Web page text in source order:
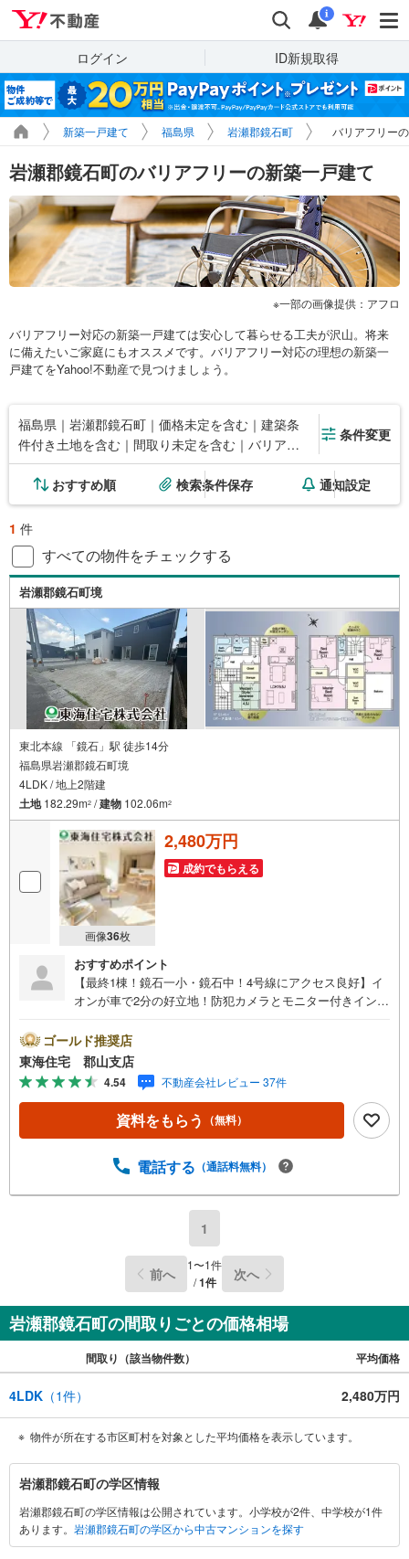
検索 通知
i
ログイン ID新規取得
新築一戸建て 福島県 岩瀬郡鏡石町 バリアフリー
岩瀬郡鏡石町のバリアフリーの新築一戸建て
一部の画像提供：アフロ
バリアフリー対応の新築一戸建ては安心して暮らせる工夫が沢山。将来
に備えたいご家庭にもオススメです。バリアフリー対応の理想の新築一
戸建てをYahoo!不動産で見つけましょう。
福島県｜岩瀬郡鏡石町｜価格未定を含む｜建築条
件付き土地を含む｜間取り未定を含む｜バリアフ
リー住宅
条件変更
おすすめ順 検索条件保存 通知設定
1 件
すべての物件をチェックする
岩瀬郡鏡石町境
東北本線 「鏡石」駅 徒歩14分
福島県岩瀬郡鏡石町境
4LDK / 地上2階建
土地182.29m2 /建物 102.06m2
画像36枚
2,480万円
成約でもらえる
おすすめポイント
【最終1棟！鏡石一小・鏡石中！4号線にアクセス良好】イ
オンが車で2分の好立地！防犯カメラとモニター付きインタ
車2～3台！東海住宅へお問い合わせください。■東海住宅
郡山支店が選ばれる理由1郡山市を中心に多数の物件を取り
扱っています。 新築・中古様々な物件をご紹介可能で
す。ぜひお気軽にお問合せ下さい。2お家の購入だけでな
く、売却もぜひお任せください。 できる限りお客様のご
要望を実現するために、責任を持って物件をお預かり致し
にお探しします。 ローンに不安な方でもまずはお気軽に
プランなど些細な事でもご相談承ります。東海住宅 郡山支
問い合わせがスムーズにご案内できます。また、見学予約
ボタンより現地のご案内も可能です。＝＝＝＝＝＝＝＝＝
ゴールド推奨店
東海住宅 郡山支店
4.54 不動産会社レビュー 37件
資料をもらう （無料）
電話する （通話料無料）
1
前へ 1〜1件
/1件 次へ
岩瀬郡鏡石町の間取りごとの価格相場
間取り（該当物件数） 平均価格
4LDK （1件） 2,480万円
物件が所在する市区町村を対象とした平均価格を表示しています。
岩
瀬
郡
鏡
岩瀬郡鏡石町の学区情報
岩瀬郡鏡石町の学区情報は公開されています。小学校が2件、中学校が1件
あります。 岩瀬郡鏡石町の学区から中古マンションを探す